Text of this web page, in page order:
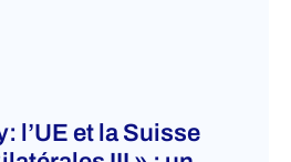
l’UE et la Suisse